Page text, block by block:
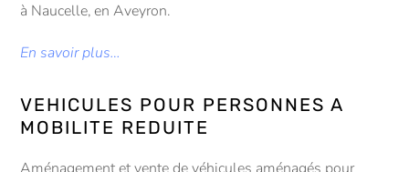
à Naucelle, en Aveyron.
En savoir plus…
VEHICULES POUR PERSONNES A
MOBILITE REDUITE